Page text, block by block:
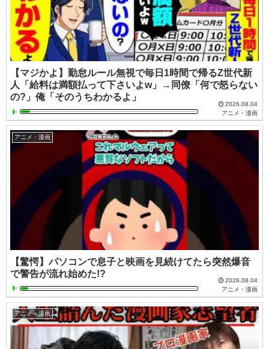
【マジかよ】勤怠ルール無視で毎日1時間で帰るZ世代新
人「給料は満額払って下さいよw」→同僚「何で怒らない
の?」俺「そのうちわかるよ」
2026.08.04
アニメ・漫画
アニメ・漫画
【驚愕】パソコンで息子と映画を見続けてたら突然爆音
で警告が流れ始めた!?
2026.08.04
アニメ・漫画
アニメ・漫画